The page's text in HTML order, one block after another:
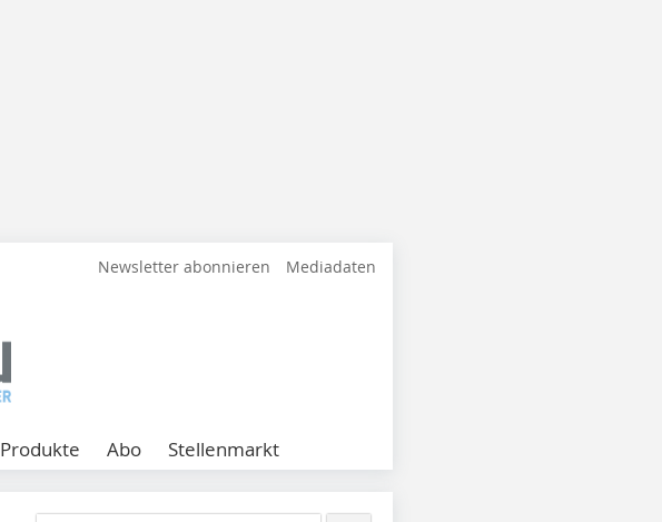
Newsletter abonnieren Mediadaten
Produkte Abo Stellenmarkt